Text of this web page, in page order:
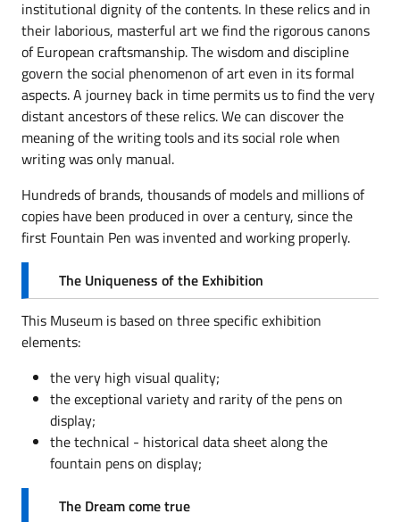
institutional dignity of the contents. In these relics and in
their laborious, masterful art we find the rigorous canons
of European craftsmanship. The wisdom and discipline
govern the social phenomenon of art even in its formal
aspects. A journey back in time permits us to find the very
distant ancestors of these relics. We can discover the
meaning of the writing tools and its social role when
writing was only manual.
Hundreds of brands, thousands of models and millions of
copies have been produced in over a century, since the
first Fountain Pen was invented and working properly.
The Uniqueness of the Exhibition
This Museum is based on three specific exhibition
elements:
the very high visual quality;
the exceptional variety and rarity of the pens on
display;
the technical - historical data sheet along the
fountain pens on display;
The Dream come true